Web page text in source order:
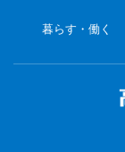
暮らす・働く